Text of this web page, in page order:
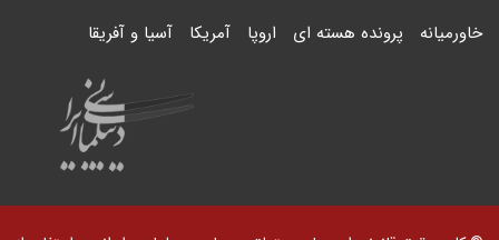
خاورمیانه پرونده هسته ای اروپا آمریکا آسیا و آفریقا